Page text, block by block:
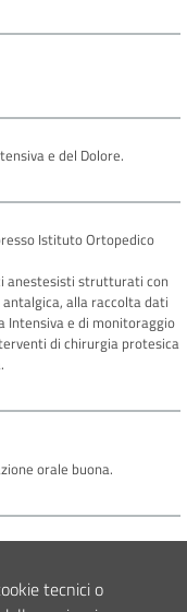
e del Dolore.
Istituto Ortopedico
anestesisti strutturati con
alla raccolta dati
Intensiva e di monitoraggio
di chirurgia protesica
orale buona.
tecnici o